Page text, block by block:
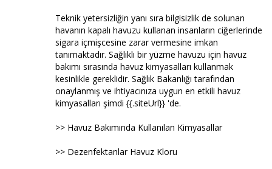
Teknik yetersizliğin yanı sıra bilgisizlik de solunan
havanın kapalı havuzu kullanan insanların ciğerlerinde
sigara içmişcesine zarar vermesine imkan
tanımaktadır. Sağlıklı bir yüzme havuzu için havuz
bakımı sırasında havuz kimyasalları kullanmak
kesinlikle gereklidir. Sağlık Bakanlığı tarafından
onaylanmış ve ihtiyacınıza uygun en etkili havuz
kimyasalları şimdi {{.siteUrl}} 'de.
>> Havuz Bakımında Kullanılan Kimyasallar
>> Dezenfektanlar Havuz Kloru